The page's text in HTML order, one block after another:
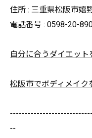
住所 : 三重県松阪市嬉
電話番号 : 0598-20-
自分に合うダイエット
松阪市でボディメイク
--